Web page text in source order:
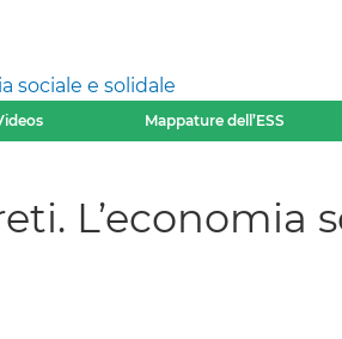
sociale e solidale
Mappature dell’ESS
L’economia